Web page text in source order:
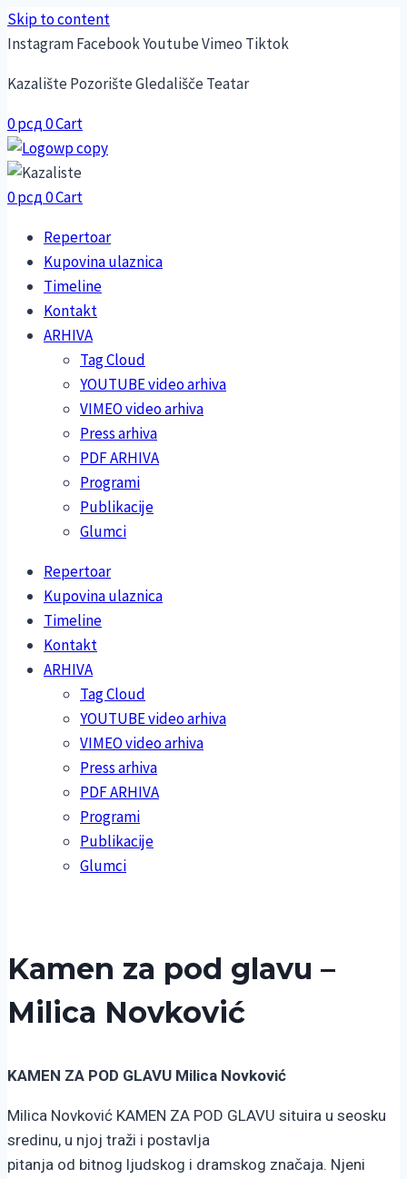
Skip to content
InstagramFacebookYoutubeVimeo Tiktok
Kazalište Pozorište Gledališče Teatar
0рсд0Cart
0рсд0Cart
Repertoar
Kupovina ulaznica
Timeline
Kontakt
ARHIVA
Tag Cloud
YOUTUBE video arhiva
VIMEO video arhiva
Press arhiva
PDF ARHIVA
Programi
Publikacije
Glumci
Repertoar
Kupovina ulaznica
Timeline
Kontakt
ARHIVA
Tag Cloud
YOUTUBE video arhiva
VIMEO video arhiva
Press arhiva
PDF ARHIVA
Programi
Publikacije
Glumci
Kamen za pod glavu –
Milica Novković
KAMEN ZA POD GLAVU Milica Novković
Milica Novković KAMEN ZA POD GLAVU situira u seosku
sredinu, u njoj traži i postavlja
pitanja od bitnog ljudskog i dramskog značaja. Njeni